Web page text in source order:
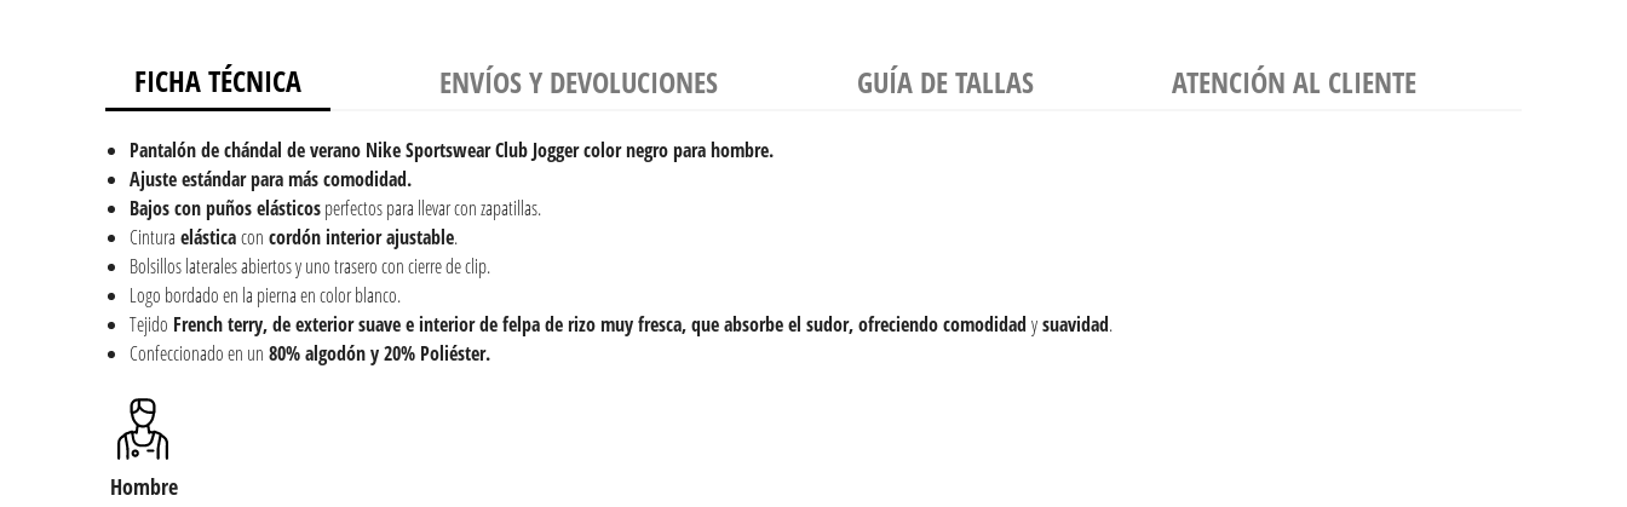
FICHA TÉCNICA ENVÍOS Y DEVOLUCIONES GUÍA DE TALLAS ATENCIÓN AL CLIENTE
Pantalón de chándal de verano Nike Sportswear Club Jogger color negro para hombre.
Ajuste estándar para más comodidad.
Bajos con puños elásticosperfectos para llevar con zapatillas.
Cintura elásticacon cordón interiorajustable.
Bolsillos laterales abiertos y uno trasero con cierre de clip.
Logo bordado en la pierna en color blanco.
Tejido French terry, de exterior suave e interior de felpa de rizo muy fresca, que absorbe el sudor, ofreciendocomodidad ysuavidad.
Confeccionado en un 80%algodón y 20% Poliéster.
Hombre